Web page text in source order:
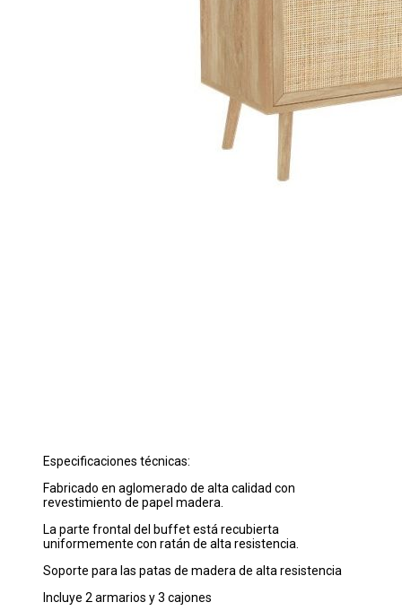
Especificaciones técnicas:
Fabricado en aglomerado de alta calidad con
revestimiento de papel madera.
La parte frontal del buffet está recubierta
uniformemente con ratán de alta resistencia.
Soporte para las patas de madera de alta resistencia
Incluye 2 armarios y 3 cajones